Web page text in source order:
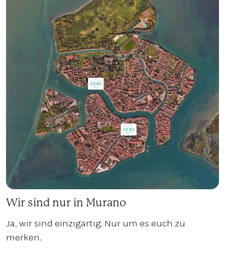
Wir sind nur in Murano
Ja, wir sind einzigartig. Nur um es euch zu
merken.